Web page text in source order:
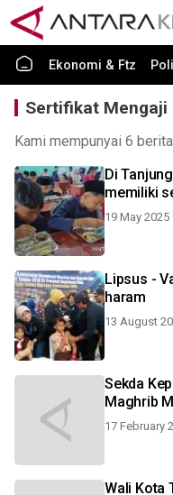
Ekonomi & Ftz
Sertifikat Mengaji
Kami mempunyai 6
Di
memiliki
19 May 2025
Lipsus -
haram
13 August
Sekda
Maghrib
17 February
Wali Kota